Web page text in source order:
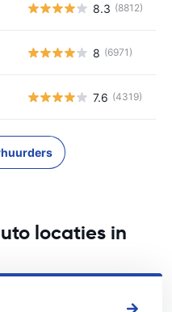
8.3 (8812)
8 (6971)
7.6 (4319)
locaties in
locaties in Lidköping